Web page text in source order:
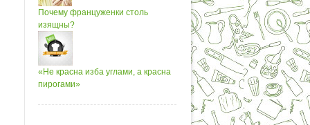
Почему француженки столь
изящны?
«Не красна изба углами, а красна
пирогами»